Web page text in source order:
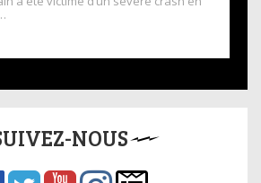
NOUS